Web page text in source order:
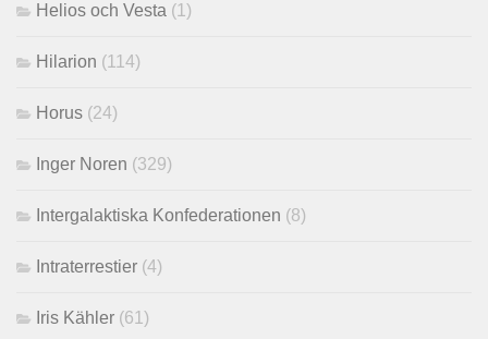
Helios och Vesta (1)
Hilarion (114)
Horus (24)
Inger Noren (329)
Intergalaktiska Konfederationen (8)
Intraterrestier (4)
Iris Kähler (61)